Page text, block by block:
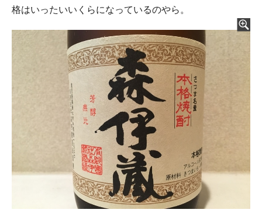
格はいったいいくらになっているのやら。